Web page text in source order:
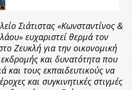
Σιάτιστας «Κωνσταντίνος &
ευχαριστεί θερμά τον
Ζευκλή για την οικονομική
και δυνατότητα που
και τους εκπαιδευτικούς να
και συγκινητικές στιγμές